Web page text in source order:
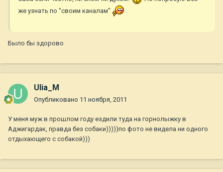
же узнать по "своим каналам"
.
Было бы здорово
Ulia_M
Опубликовано 11 ноября, 2011
У меня муж в прошлом году ездили туда на горнолыжку в
Аджигардак, правда без собаки)))))по фото не видела ни одного
отдыхающего с собакой)))